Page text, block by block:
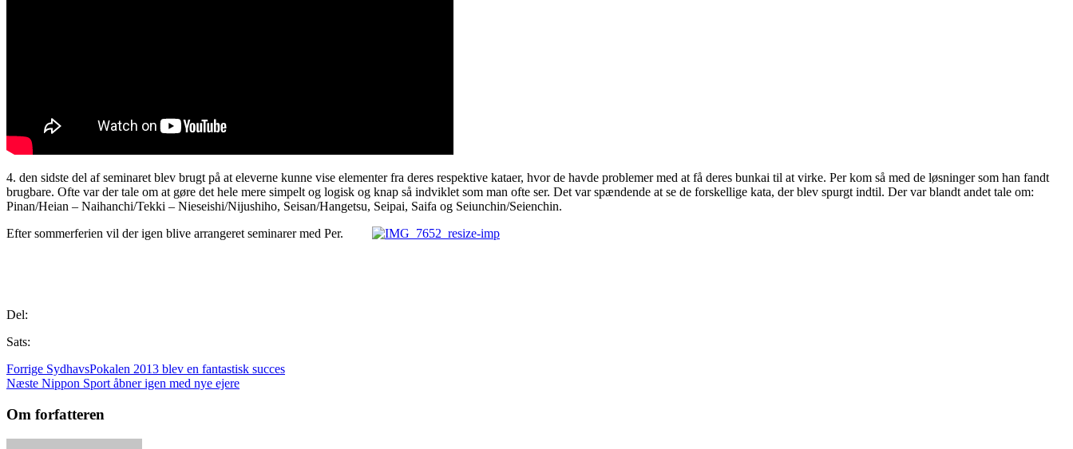
4. den sidste del af seminaret blev brugt på at eleverne kunne vise elementer fra deres respektive kataer, hvor de havde problemer med at få deres bunkai til at virke. Per kom så med de løsninger som han fandt
brugbare. Ofte var der tale om at gøre det hele mere simpelt og logisk og knap så indviklet som man ofte ser. Det var spændende at se de forskellige kata, der blev spurgt indtil. Der var blandt andet tale om:
Pinan/Heian – Naihanchi/Tekki – Nieseishi/Nijushiho, Seisan/Hangetsu, Seipai, Saifa og Seiunchin/Seienchin.
Efter sommerferien vil der igen blive arrangeret seminarer med Per.
Del:
Sats:
Forrige SydhavsPokalen 2013 blev en fantastisk succes
Næste Nippon Sport åbner igen med nye ejere
Om forfatteren